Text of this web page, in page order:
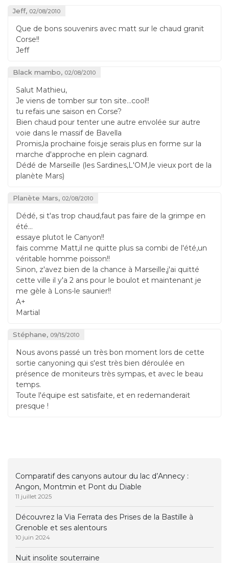
Jeff, 02/08/2010
Que de bons souvenirs avec matt sur le chaud granit
Corse!!
Jeff
Black mambo, 02/08/2010
Salut Mathieu,
Je viens de tomber sur ton site...cool!!
tu refais une saison en Corse?
Bien chaud pour tenter une autre envolée sur autre
voie dans le massif de Bavella
Promis,la prochaine fois,je serais plus en forme sur la
marche d'approche en plein cagnard.
Dédé de Marseille (les Sardines,L'OM,le vieux port de la
planète Mars)
Planète Mars, 02/08/2010
Dédé, si t'as trop chaud,faut pas faire de la grimpe en
été...
essaye plutot le Canyon!!
fais comme Matt,il ne quitte plus sa combi de l'été,un
véritable homme poisson!!
Sinon, z'avez bien de la chance à Marseille,j'ai quitté
cette ville il y'a 2 ans pour le boulot et maintenant je
me gèle à Lons-le saunier!!
A+
Martial
Stéphane, 09/15/2010
Nous avons passé un très bon moment lors de cette
sortie canyoning qui s'est très bien déroulée en
présence de moniteurs très sympas, et avec le beau
temps.
Toute l'équipe est satisfaite, et en redemanderait
presque !
Comparatif des canyons autour du lac d’Annecy :
Angon, Montmin et Pont du Diable
11 juillet 2025
Découvrez la Via Ferrata des Prises de la Bastille à
Grenoble et ses alentours
10 juin 2024
Nuit insolite souterraine